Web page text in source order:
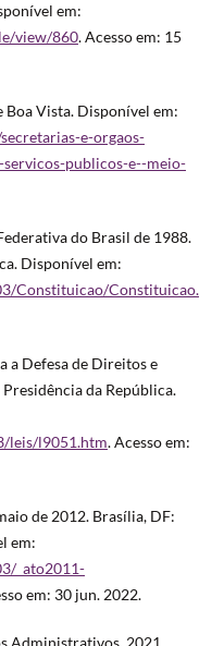
em:
view/860. Acesso em: 15
Vista. Disponível em:
e-orgaos-
publicos-e--meio-
do Brasil de 1988.
Disponível em:
Constituicao/Constituicao.
a Defesa de Direitos e
da República.
leis/l9051.htm. Acesso em:
de 2012. Brasília, DF:
em:
_ato2011-
em: 30 jun. 2022.